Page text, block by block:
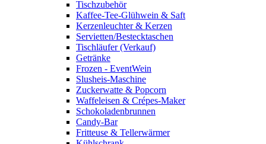
Tischzubehör
Kaffee-Tee-Glühwein & Saft
Kerzenleuchter & Kerzen
Servietten/Bestecktaschen
Tischläufer (Verkauf)
Getränke
Frozen - EventWein
Slusheis-Maschine
Zuckerwatte & Popcorn
Waffeleisen & Crépes-Maker
Schokoladenbrunnen
Candy-Bar
Fritteuse & Tellerwärmer